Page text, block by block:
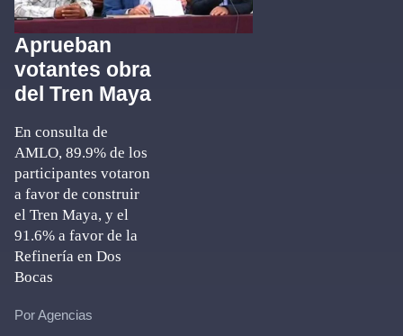
Aprueban
votantes obra
del Tren Maya
En consulta de
AMLO, 89.9% de los
participantes votaron
a favor de construir
el Tren Maya, y el
91.6% a favor de la
Refinería en Dos
Bocas
Por Agencias